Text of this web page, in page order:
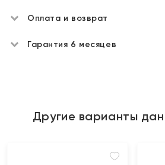
Оплата и возврат
Гарантия 6 месяцев
Другие варианты